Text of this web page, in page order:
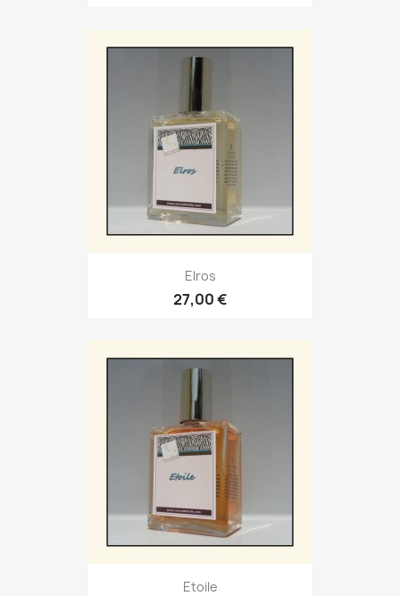
Elros
27,00 €
Etoile